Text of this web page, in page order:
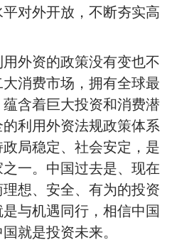
对外开放，不断夯实高
外资的政策没有变也不
消费市场，拥有全球最
含着巨大投资和消费潜
利用外资法规政策体系
局稳定、社会安定，是
一。中国过去是、现在
想、安全、有为的投资
与机遇同行，相信中国
就是投资未来。